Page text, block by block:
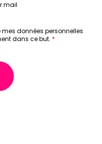
mail
données personnelles
dans ce but.